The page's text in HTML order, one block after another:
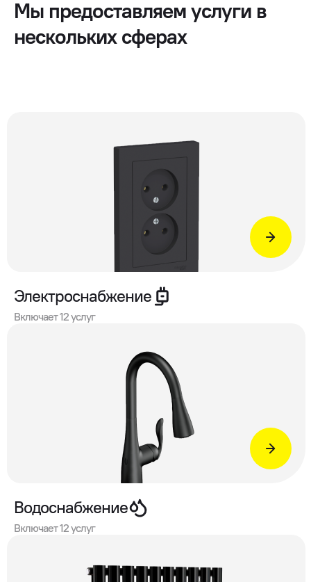
Мы предоставляем услуги в
нескольких сферах
Электроснабжение
Включает 12 услуг
Водоснабжение
Включает 12 услуг